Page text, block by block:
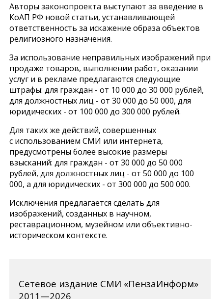
Авторы законопроекта выступают за введение в
КоАП РФ новой статьи, устанавливающей
ответственность за искажение образа объектов
религиозного назначения.
За использование неправильных изображений при
продаже товаров, выполнении работ, оказании
услуг и в рекламе предлагаются следующие
штрафы: для граждан - от 10 000 до 30 000 рублей,
для должностных лиц - от 30 000 до 50 000, для
юридических - от 100 000 до 300 000 рублей.
Для таких же действий, совершенных
с использованием СМИ или интернета,
предусмотрены более высокие размеры
взысканий: для граждан - от 30 000 до 50 000
рублей, для должностных лиц - от 50 000 до 100
000, а для юридических - от 300 000 до 500 000.
Исключения предлагается сделать для
изображений, созданных в научном,
реставрационном, музейном или объективно-
историческом контексте.
Сетевое издание СМИ «ПензаИнформ»
2011—2026